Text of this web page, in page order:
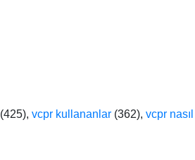
(425),vcpr kullananlar (362),vcpr